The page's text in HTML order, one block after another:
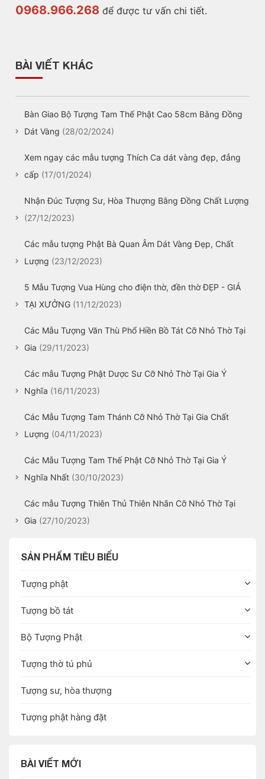
0968.966.268 để được tư vấn chi tiết.
BÀI VIẾT KHÁC
Bàn Giao Bộ Tượng Tam Thế Phật Cao 58cm Bằng Đồng
Dát Vàng (28/02/2024)
Xem ngay các mẫu tượng Thích Ca dát vàng đẹp, đẳng
cấp (17/01/2024)
Nhận Đúc Tượng Sư, Hòa Thượng Bằng Đồng Chất Lượng
(27/12/2023)
Các mẫu tượng Phật Bà Quan Âm Dát Vàng Đẹp, Chất
Lượng (23/12/2023)
5 Mẫu Tượng Vua Hùng cho điện thờ, đền thờ ĐẸP - GIÁ
TẠI XƯỞNG (11/12/2023)
Các Mẫu Tượng Văn Thù Phổ Hiền Bồ Tát Cỡ Nhỏ Thờ Tại
Gia (29/11/2023)
Các mẫu Tượng Phật Dược Sư Cỡ Nhỏ Thờ Tại Gia Ý
Nghĩa (16/11/2023)
Các Mẫu Tượng Tam Thánh Cỡ Nhỏ Thờ Tại Gia Chất
Lượng (04/11/2023)
Các Mẫu Tượng Tam Thế Phật Cỡ Nhỏ Thờ Tại Gia Ý
Nghĩa Nhất (30/10/2023)
Các mẫu Tượng Thiên Thủ Thiên Nhãn Cỡ Nhỏ Thờ Tại
Gia (27/10/2023)
SẢN PHẨM TIÊU BIỂU
Tượng phật
Tượng bồ tát
Bộ Tượng Phật
Tượng thờ tú phủ
Tượng sư, hòa thượng
Tượng phật hàng đặt
BÀI VIẾT MỚI